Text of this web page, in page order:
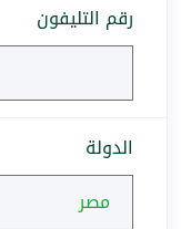
رقم التليفون
الدولة